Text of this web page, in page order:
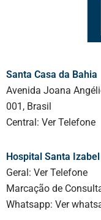
Santa Casa da Bahia
Avenida Joana
001, Brasil
Central: Ver Telefone
Hospital Santa Izabel
Geral: Ver Telefone
Marcação de
Whatsapp: Ver